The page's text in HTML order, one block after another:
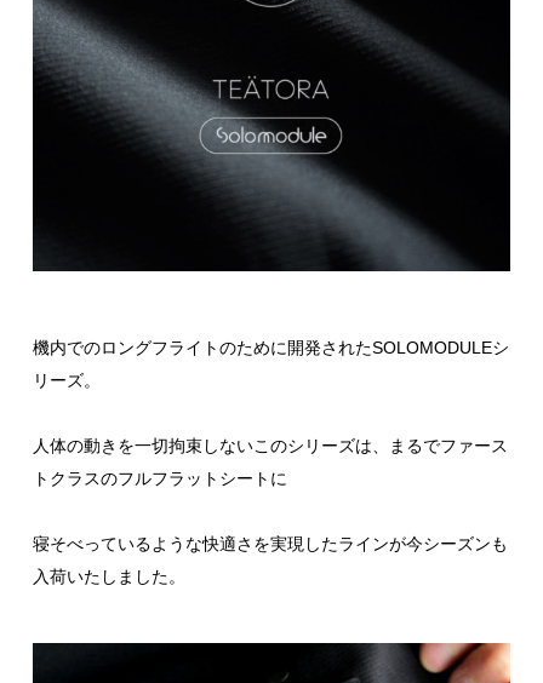
機内でのロングフライトのために開発されたSOLOMODULEシ
リーズ。
人体の動きを一切拘束しないこのシリーズは、まるでファース
トクラスのフルフラットシートに
寝そべっているような快適さを実現したラインが今シーズンも
入荷いたしました。